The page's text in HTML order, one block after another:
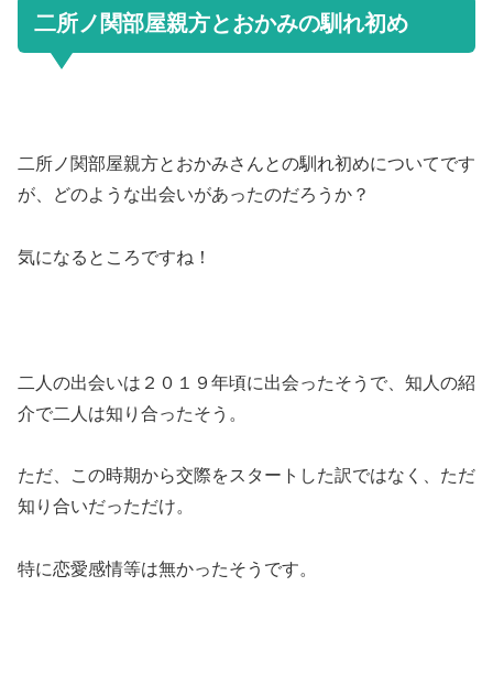
二所ノ関部屋親方とおかみの馴れ初め
二所ノ関部屋親方とおかみさんとの馴れ初めについてです
が、どのような出会いがあったのだろうか？
気になるところですね！
二人の出会いは２０１９年頃に出会ったそうで、知人の紹
介で二人は知り合ったそう。
ただ、この時期から交際をスタートした訳ではなく、ただ
知り合いだっただけ。
特に恋愛感情等は無かったそうです。